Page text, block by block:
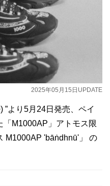
2025年05月15日 UPDATE
”より5月24日発売、ペイ
「M1000AP」アトモス限
M1000AP 'bāṅdhnū'」 の